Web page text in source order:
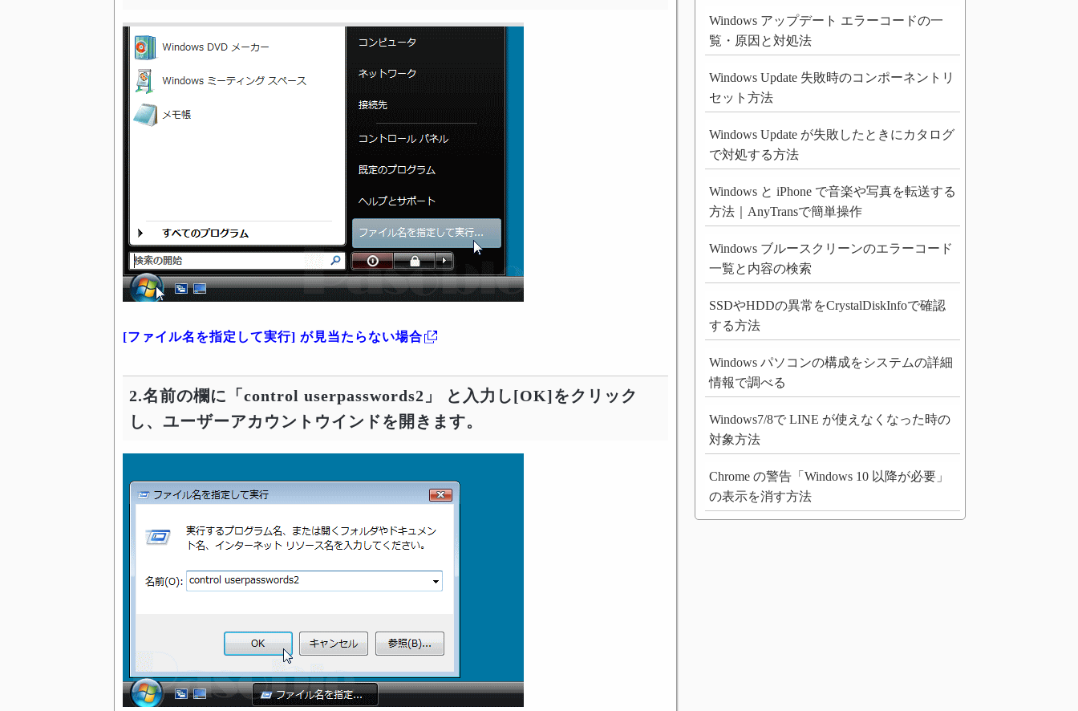
[ファイル名を指定して実行] が見当たらない場合
2.名前の欄に「control userpasswords2」 と入力し[OK]をクリック
し、ユーザーアカウントウインドを開きます。
Windows アップデート エラーコードの一
覧・原因と対処法
Windows Update 失敗時のコンポーネントリ
セット方法
Windows Update が失敗したときにカタログ
で対処する方法
Windows と iPhone で音楽や写真を転送する
方法｜AnyTransで簡単操作
Windows ブルースクリーンのエラーコード
一覧と内容の検索
SSDやHDDの異常をCrystalDiskInfoで確認
する方法
Windows パソコンの構成をシステムの詳細
情報で調べる
Windows7/8で LINE が使えなくなった時の
対象方法
Chrome の警告「Windows 10 以降が必要」
の表示を消す方法